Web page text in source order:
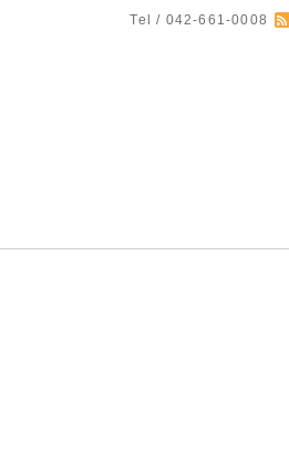
Tel / 042-661-0008